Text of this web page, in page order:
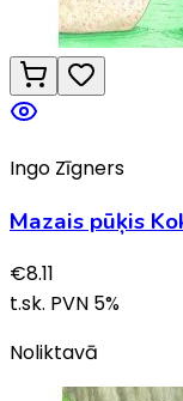
Ingo Zīgners
Mazais pūķis
€8.11
t.sk. PVN 5%
Noliktavā